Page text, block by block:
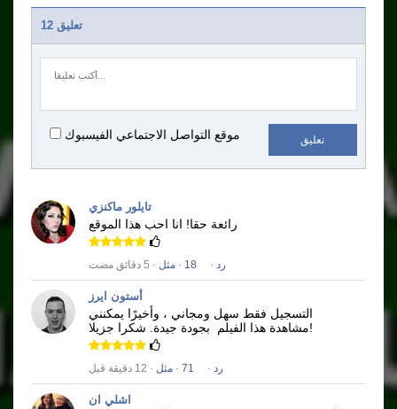
12 تعليق
موقع التواصل الاجتماعي الفيسبوك تعليق
تايلور ماكنزي
رائعة حقا! انا احب هذا الموقع
رد ·
18
· مثل · 5 دقائق مضت
أستون ايرز
التسجيل فقط سهل ومجاني ، وأخيرًا يمكنني
مشاهدة هذا الفيلم
بجودة جيدة. شكرا جزيلا!
رد ·
71
· مثل · 12 دقيقة قبل
اشلي ان